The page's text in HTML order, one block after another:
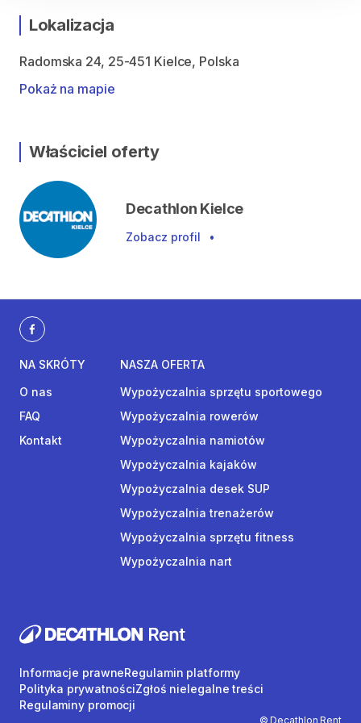
Lokalizacja
Radomska 24, 25-451 Kielce, Polska
Pokaż na mapie
Właściciel oferty
Decathlon Kielce
Zobacz profil •
NA SKRÓTY
O nas
FAQ
Kontakt
NASZA OFERTA
Wypożyczalnia sprzętu sportowego
Wypożyczalnia rowerów
Wypożyczalnia namiotów
Wypożyczalnia kajaków
Wypożyczalnia desek SUP
Wypożyczalnia trenażerów
Wypożyczalnia sprzętu fitness
Wypożyczalnia nart
© Decathlon Rent
Informacje prawneRegulamin platformy
Polityka prywatnościZgłoś nielegalne treści
Regulaminy promocji